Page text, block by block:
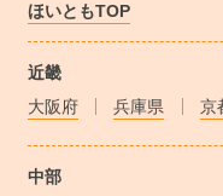
ほいともTOP
近畿
大阪府
兵庫県 京
中部